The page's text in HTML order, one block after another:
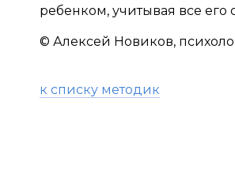
ребенком, учитывая все его
© Алексей Новиков,
к списку методик